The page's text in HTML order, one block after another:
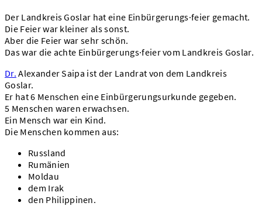
Der Landkreis Goslar hat eine Einbürgerungs·feier gemacht.
Die Feier war kleiner als sonst.
Aber die Feier war sehr schön.
Das war die achte Einbürgerungs·feier vom Landkreis Goslar.
Dr. Alexander Saipa ist der Landrat von dem Landkreis
Goslar.
Er hat 6 Menschen eine Einbürgerungsurkunde gegeben.
5 Menschen waren erwachsen.
Ein Mensch war ein Kind.
Die Menschen kommen aus:
Russland
Rumänien
Moldau
dem Irak
den Philippinen.